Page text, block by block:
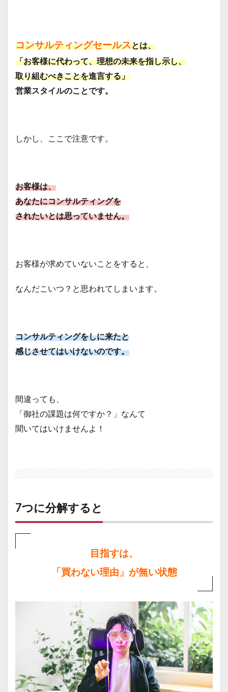
コンサルティングセールスとは、
「お客様に代わって、理想の未来を指し示し、
取り組むべきことを進言する」
営業スタイルのことです。
しかし、ここで注意です。
お客様は、
あなたにコンサルティングを
されたいとは思っていません。
お客様が求めていないことをすると、
なんだこいつ？と思われてしまいます。
コンサルティングをしに来たと
感じさせてはいけないのです。
間違っても、
「御社の課題は何ですか？」なんて
聞いてはいけませんよ！
7つに分解すると
目指すは、
「買わない理由」が無い状態